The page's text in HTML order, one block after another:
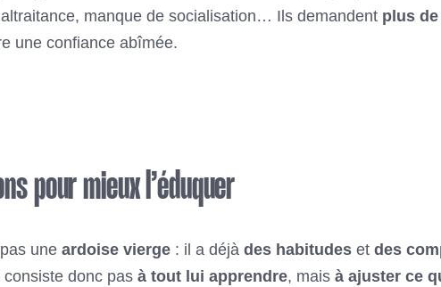
manque de socialisation… Ils demandent plus
une confiance abîmée.
pour mieux l’éduquer
une ardoise vierge : il a déjà des habitudes et des
consiste donc pas à tout lui apprendre, mais à ajuster ce